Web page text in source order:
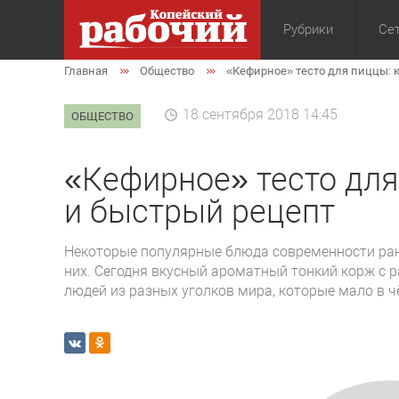
Рубрики
Общество
Главная Общество «Кефирное» тесто для пиццы:
ОБЩЕСТВО 18 сентября 2018 14:45
«Кефирное» тесто
и быстрый рецепт
Некоторые популярные блюда современности
них. Сегодня вкусный ароматный тонкий корж
людей из разных уголков мира, которые мало в